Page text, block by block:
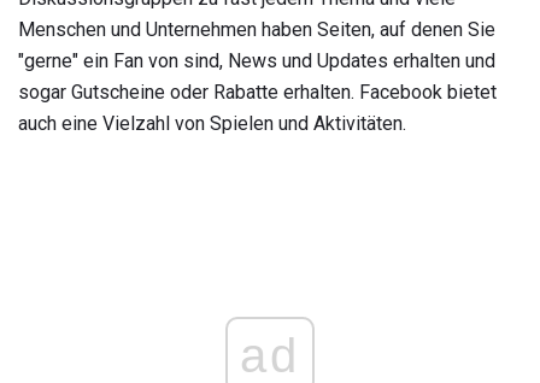
Menschen und Unternehmen haben Seiten, auf denen Sie
"gerne" ein Fan von sind, News und Updates erhalten und
sogar Gutscheine oder Rabatte erhalten. Facebook bietet
auch eine Vielzahl von Spielen und Aktivitäten.
ad